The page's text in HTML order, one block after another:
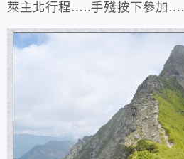
萊主北行程…..手殘按下參加….